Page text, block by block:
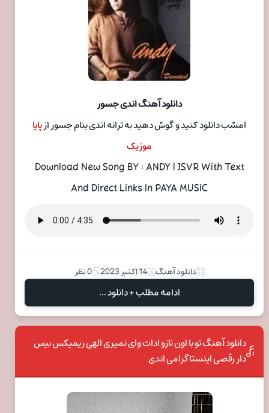
دانلود آهنگ اندی جسور
امشب دانلود کنید و گوش دهید به ترانه اندی بنام جسور ازپایا
موزیک
Download New Song BY : ANDY | JSVR With Text
And Direct Links In PAYA MUSIC
دانلود آهنگ 14 اکتبر 2023 0 نظر
ادامه مطلب + دانلود ...
دانلود آهنگ تو با اون نازو ادات وای نمیری الهی ریمیکس بیس
دار رقصی اینستاگرامی اندی